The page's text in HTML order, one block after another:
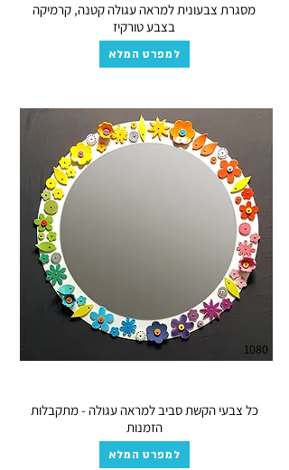
מסגרת צבעונית למראה עגולה קטנה, קרמיקה
בצבע טורקיז
למפרט המלא
1080
כל צבעי הקשת סביב למראה עגולה - מתקבלות
הזמנות
למפרט המלא